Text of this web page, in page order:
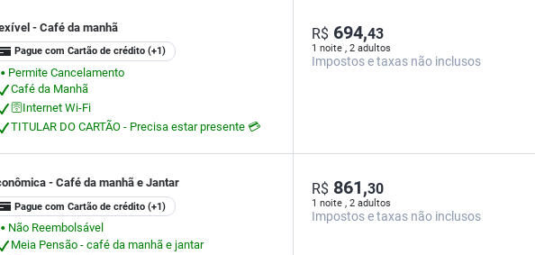
- Café da manhã
Pague com Cartão de crédito (+1)
⬤
Permite Cancelamento
Café da Manhã
🛜Internet Wi-Fi
TITULAR DO CARTÃO - Precisa estar presente 💳
1 noite , 2 adultos
R$ 694,43
Impostos e taxas não inclusos
- Café da manhã e Jantar
Pague com Cartão de crédito (+1)
⬤
Não Reembolsável
Meia Pensão - café da manhã e jantar
1 noite , 2 adultos
R$ 861,30
Impostos e taxas não inclusos